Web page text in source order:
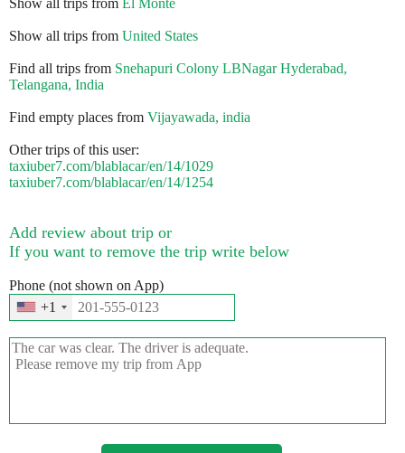
Show all trips from El Monte
Show all trips from United States
Find all trips from Snehapuri Colony LBNagar Hyderabad,
Telangana, India
Find empty places from Vijayawada, india
Other trips of this user:
taxiuber7.com/blablacar/en/14/1029
taxiuber7.com/blablacar/en/14/1254
Add review about trip or
If you want to remove the trip write below
Phone (not shown on App)
+1